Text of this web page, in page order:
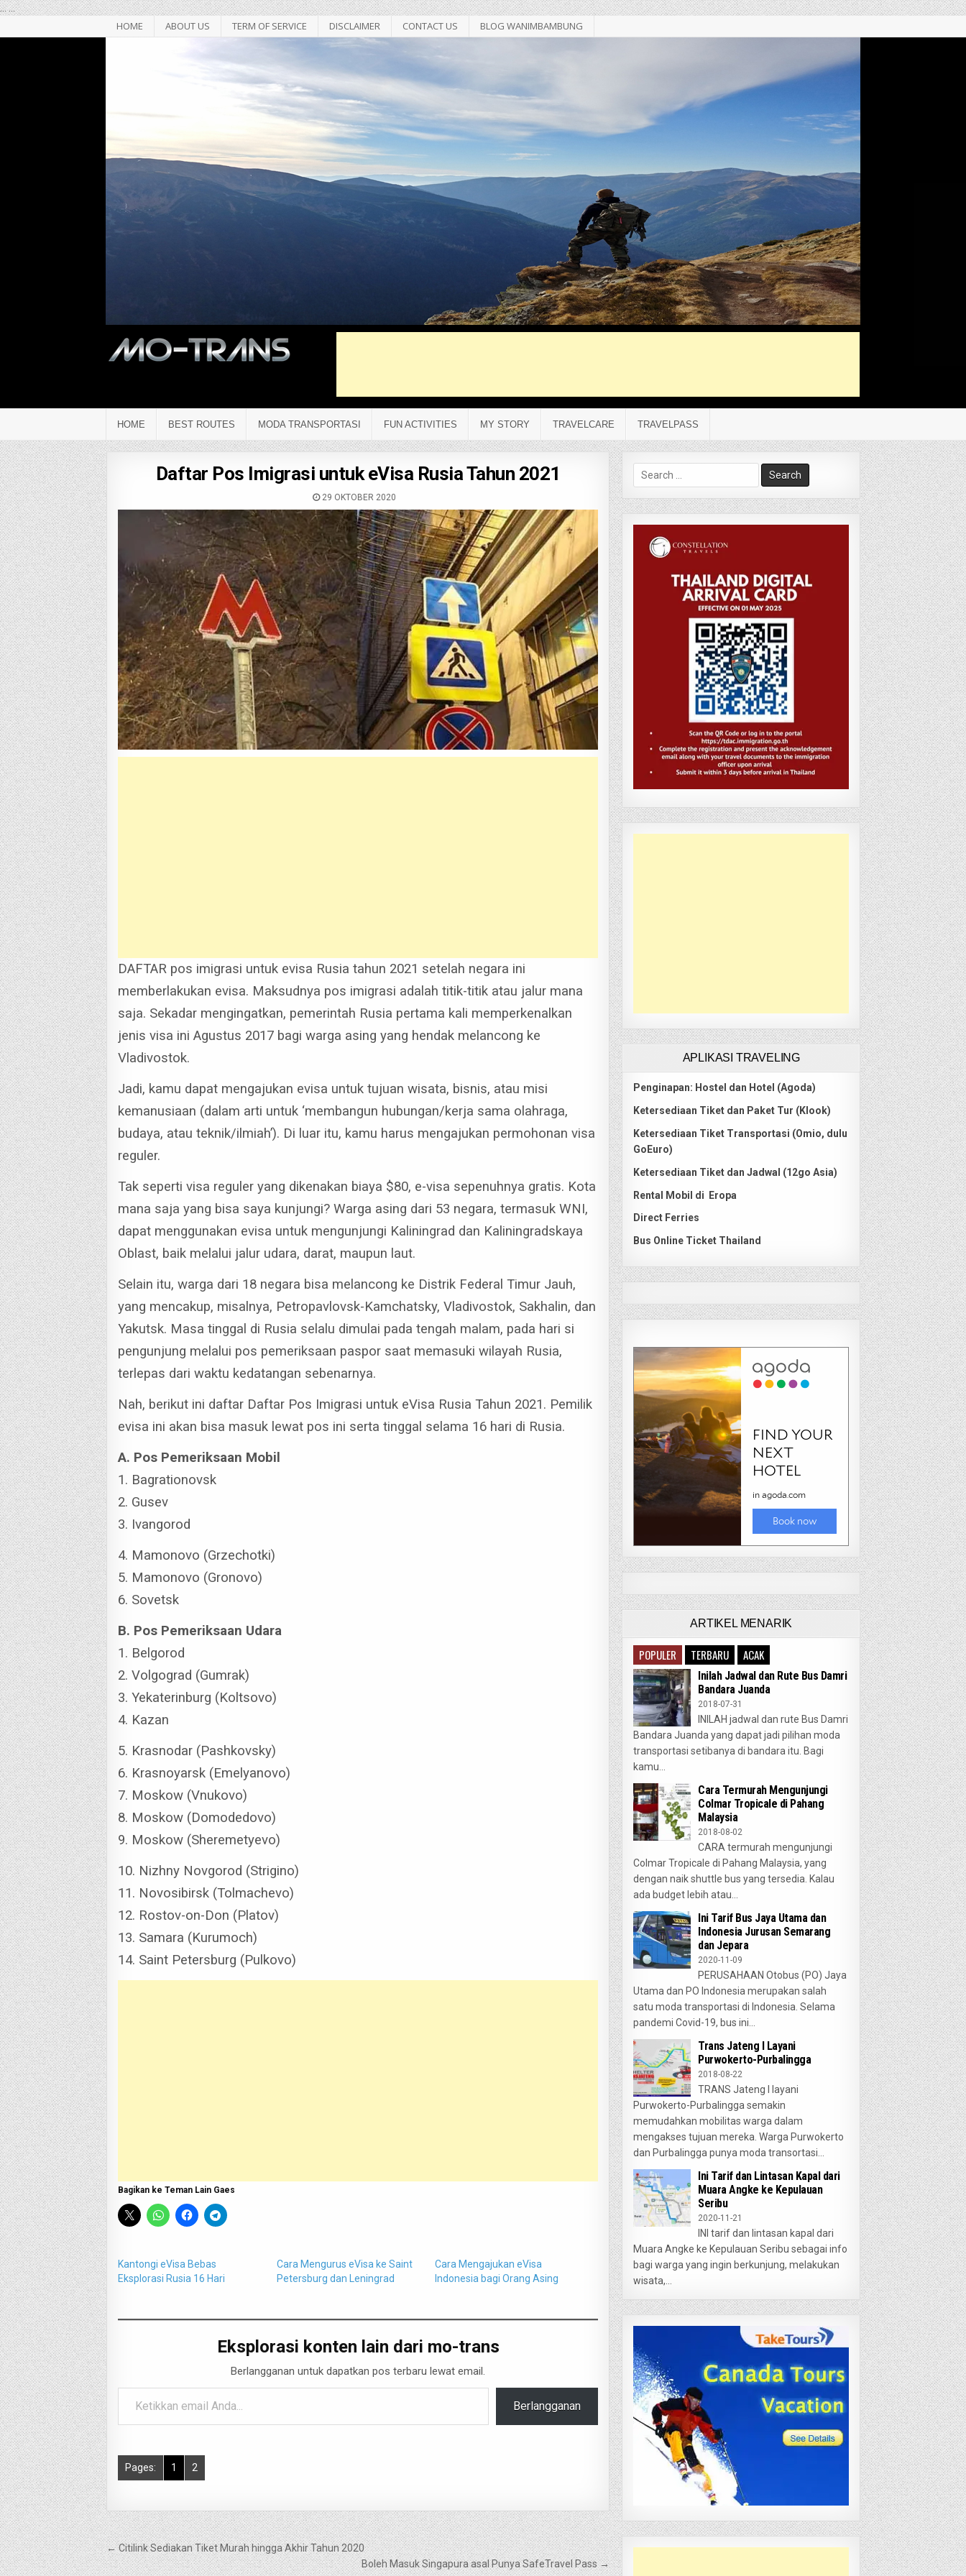
......
HOME ABOUT US TERM OF SERVICE DISCLAIMER CONTACT US BLOG WANIMBAMBUNG
HOME BEST ROUTES MODA TRANSPORTASI FUN ACTIVITIES MY STORY TRAVELCARE TRAVELPASS
Daftar Pos Imigrasi untuk eVisa Rusia Tahun 2021
29 OKTOBER 2020
DAFTAR pos imigrasi untuk evisa Rusia tahun 2021 setelah negara ini
memberlakukan evisa. Maksudnya pos imigrasi adalah titik-titik atau jalur mana
saja. Sekadar mengingatkan, pemerintah Rusia pertama kali memperkenalkan
jenis visa ini Agustus 2017 bagi warga asing yang hendak melancong ke
Vladivostok.
Jadi, kamu dapat mengajukan evisa untuk tujuan wisata, bisnis, atau misi
kemanusiaan (dalam arti untuk ‘membangun hubungan/kerja sama olahraga,
budaya, atau teknik/ilmiah’). Di luar itu, kamu harus mengajukan permohonan visa
reguler.
Tak seperti visa reguler yang dikenakan biaya $80, e-visa sepenuhnya gratis. Kota
mana saja yang bisa saya kunjungi? Warga asing dari 53 negara, termasuk WNI,
dapat menggunakan evisa untuk mengunjungi Kaliningrad dan Kaliningradskaya
Oblast, baik melalui jalur udara, darat, maupun laut.
Selain itu, warga dari 18 negara bisa melancong ke Distrik Federal Timur Jauh,
yang mencakup, misalnya, Petropavlovsk-Kamchatsky, Vladivostok, Sakhalin, dan
Yakutsk. Masa tinggal di Rusia selalu dimulai pada tengah malam, pada hari si
pengunjung melalui pos pemeriksaan paspor saat memasuki wilayah Rusia,
terlepas dari waktu kedatangan sebenarnya.
Nah, berikut ini daftar Daftar Pos Imigrasi untuk eVisa Rusia Tahun 2021. Pemilik
evisa ini akan bisa masuk lewat pos ini serta tinggal selama 16 hari di Rusia.
A. Pos Pemeriksaan Mobil
1. Bagrationovsk
2. Gusev
3. Ivangorod
4. Mamonovo (Grzechotki)
5. Mamonovo (Gronovo)
6. Sovetsk
B. Pos Pemeriksaan Udara
1. Belgorod
2. Volgograd (Gumrak)
3. Yekaterinburg (Koltsovo)
4. Kazan
5. Krasnodar (Pashkovsky)
6. Krasnoyarsk (Emelyanovo)
7. Moskow (Vnukovo)
8. Moskow (Domodedovo)
9. Moskow (Sheremetyevo)
10. Nizhny Novgorod (Strigino)
11. Novosibirsk (Tolmachevo)
12. Rostov-on-Don (Platov)
13. Samara (Kurumoch)
14. Saint Petersburg (Pulkovo)
Bagikan ke Teman Lain Gaes
Kantongi eVisa Bebas
Eksplorasi Rusia 16 Hari
Cara Mengurus eVisa ke Saint
Petersburg dan Leningrad
Cara Mengajukan eVisa
Indonesia bagi Orang Asing
Eksplorasi konten lain dari mo-trans
Berlangganan untuk dapatkan pos terbaru lewat email.
Ketikkan email Anda...
Berlangganan
Pages: 1 2
Navigasi
pos
← Citilink Sediakan Tiket Murah hingga Akhir Tahun 2020
Boleh Masuk Singapura asal Punya SafeTravel Pass →
Search
for:
APLIKASI TRAVELING
Penginapan: Hostel dan Hotel (Agoda)
Ketersediaan Tiket dan Paket Tur (Klook)
Ketersediaan Tiket Transportasi (Omio, dulu
GoEuro)
Ketersediaan Tiket dan Jadwal (12go Asia)
Rental Mobil di Eropa
Direct Ferries
Bus Online Ticket Thailand
ARTIKEL MENARIK
POPULER TERBARU ACAK
Inilah Jadwal dan Rute Bus Damri
Bandara Juanda
2018-07-31
INILAH jadwal dan rute Bus Damri
Bandara Juanda yang dapat jadi pilihan moda
transportasi setibanya di bandara itu. Bagi
kamu...
Cara Termurah Mengunjungi
Colmar Tropicale di Pahang
Malaysia
2018-08-02
CARA termurah mengunjungi
Colmar Tropicale di Pahang Malaysia, yang
dengan naik shuttle bus yang tersedia. Kalau
ada budget lebih atau...
Ini Tarif Bus Jaya Utama dan
Indonesia Jurusan Semarang
dan Jepara
2020-11-09
PERUSAHAAN Otobus (PO) Jaya
Utama dan PO Indonesia merupakan salah
satu moda transportasi di Indonesia. Selama
pandemi Covid-19, bus ini...
Trans Jateng I Layani
Purwokerto-Purbalingga
2018-08-22
TRANS Jateng I layani
Purwokerto-Purbalingga semakin
memudahkan mobilitas warga dalam
mengakses tujuan mereka. Warga Purwokerto
dan Purbalingga punya moda transortasi...
Ini Tarif dan Lintasan Kapal dari
Muara Angke ke Kepulauan
Seribu
2020-11-21
INI tarif dan lintasan kapal dari
Muara Angke ke Kepulauan Seribu sebagai info
bagi warga yang ingin berkunjung, melakukan
wisata,...